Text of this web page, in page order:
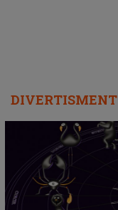
DIVERTISMENT